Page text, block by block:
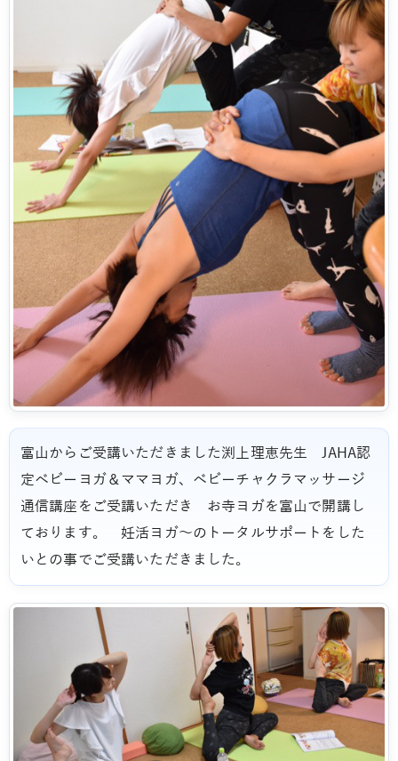
富山からご受講いただきました渕上理恵先生 JAHA認
定ベビーヨガ＆ママヨガ、ベビーチャクラマッサージ
通信講座をご受講いただき お寺ヨガを富山で開講し
ております。 妊活ヨガ～のトータルサポートをした
いとの事でご受講いただきました。